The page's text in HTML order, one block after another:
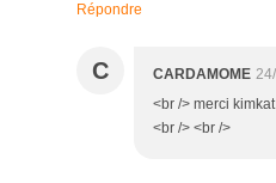
Répondre
C CARDAMOME
<br /> merci
<br /> <br />